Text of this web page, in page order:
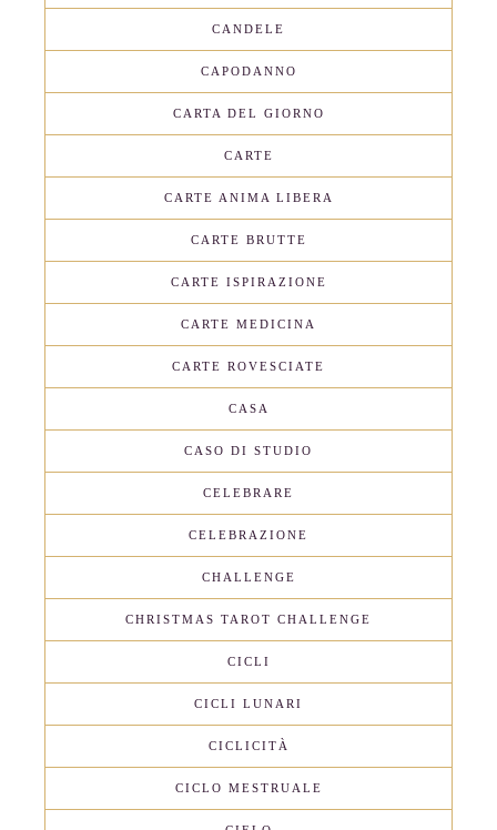
CANDELE
CAPODANNO
CARTA DEL GIORNO
CARTE
CARTE ANIMA LIBERA
CARTE BRUTTE
CARTE ISPIRAZIONE
CARTE MEDICINA
CARTE ROVESCIATE
CASA
CASO DI STUDIO
CELEBRARE
CELEBRAZIONE
CHALLENGE
CHRISTMAS TAROT CHALLENGE
CICLI
CICLI LUNARI
CICLICITÀ
CICLO MESTRUALE